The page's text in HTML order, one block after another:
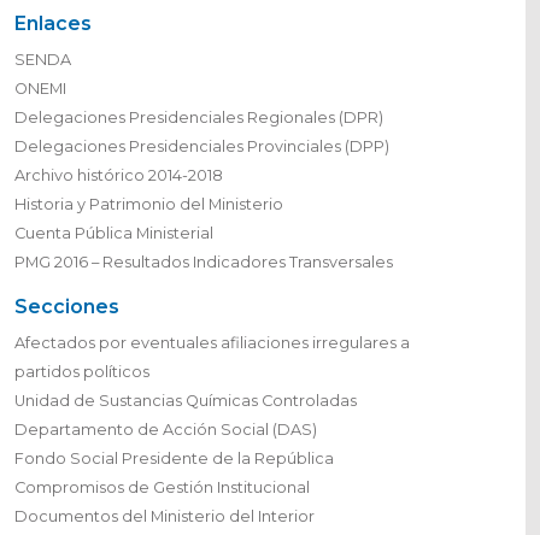
Enlaces
SENDA
ONEMI
Delegaciones Presidenciales Regionales (DPR)
Delegaciones Presidenciales Provinciales (DPP)
Archivo histórico 2014-2018
Historia y Patrimonio del Ministerio
Cuenta Pública Ministerial
PMG 2016 – Resultados Indicadores Transversales
Secciones
Afectados por eventuales afiliaciones irregulares a
partidos políticos
Unidad de Sustancias Químicas Controladas
Departamento de Acción Social (DAS)
Fondo Social Presidente de la República
Compromisos de Gestión Institucional
Documentos del Ministerio del Interior